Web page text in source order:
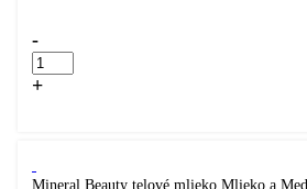
-
+
Mineral Beauty telové mlieko Mlieko a